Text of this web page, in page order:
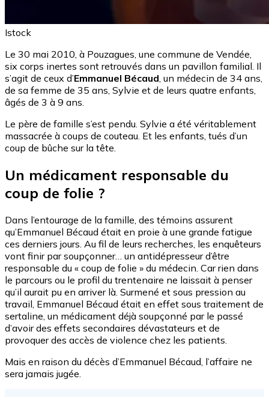
Istock
Le 30 mai 2010, à Pouzagues, une commune de Vendée,
six corps inertes sont retrouvés dans un pavillon familial. Il
s’agit de ceux d’Emmanuel Bécaud, un médecin de 34 ans,
de sa femme de 35 ans, Sylvie et de leurs quatre enfants,
âgés de 3 à 9 ans.
Le père de famille s’est pendu. Sylvie a été véritablement
massacrée à coups de couteau. Et les enfants, tués d’un
coup de bûche sur la tête.
Un médicament responsable du
coup de folie ?
Dans l’entourage de la famille, des témoins assurent
qu’Emmanuel Bécaud était en proie à une grande fatigue
ces derniers jours. Au fil de leurs recherches, les enquêteurs
vont finir par soupçonner… un antidépresseur d’être
responsable du « coup de folie » du médecin. Car rien dans
le parcours ou le profil du trentenaire ne laissait à penser
qu’il aurait pu en arriver là. Surmené et sous pression au
travail, Emmanuel Bécaud était en effet sous traitement de
sertaline, un médicament déjà soupçonné par le passé
d’avoir des effets secondaires dévastateurs et de
provoquer des accès de violence chez les patients.
Mais en raison du décès d’Emmanuel Bécaud, l’affaire ne
sera jamais jugée.